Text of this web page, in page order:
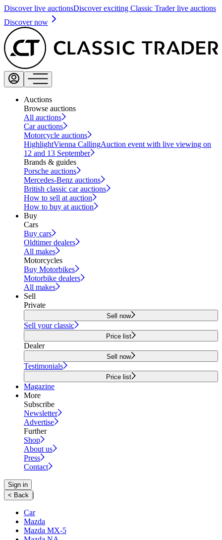
Discover live auctionsDiscover exciting Classic Trader live auctions
Discover now
Auctions
Browse auctions
All auctions
Car auctions
Motorcycle auctions
HighlightVienna CallingAuction event with live viewing on
12 and 13 September
Brands & guides
Porsche auctions
Mercedes-Benz auctions
British classic car auctions
How to sell at auction
How to buy at auction
Buy
Cars
Buy cars
Oldtimer dealers
All makes
Motorcycles
Buy Motorbikes
Motorbike dealers
All makes
Sell
Private
Sell now
Sell your classic
Price list
Dealer
Sell now
Testimonials
Price list
Magazine
More
Subscribe
Newsletter
Advertise
Further
Shop
About us
Press
Contact
Sign in
< Back |
Car
Mazda
Mazda MX-5